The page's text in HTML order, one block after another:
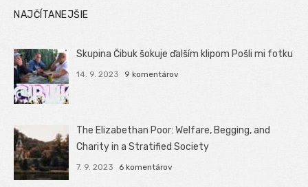
NAJČÍTANEJŠIE
Skupina Čibuk šokuje ďalším klipom Pošli mi fotku
14. 9. 2023 9 komentárov
The Elizabethan Poor: Welfare, Begging, and
Charity in a Stratified Society
7. 9. 2023 6 komentárov